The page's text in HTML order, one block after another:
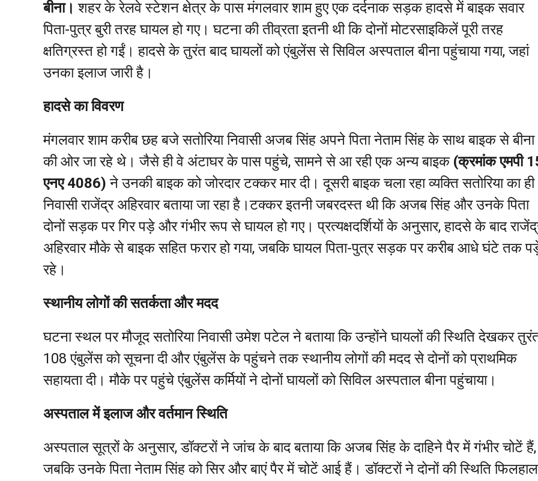
बीना। शहर के रेलवे स्टेशन क्षेत्र के पास मंगलवार शाम हुए एक दर्दनाक सड़क हादसे में बाइक सवार
पिता-पुत्र बुरी तरह घायल हो गए। घटना की तीव्रता इतनी थी कि दोनों मोटरसाइकिलें पूरी तरह
क्षतिग्रस्त हो गईं। हादसे के तुरंत बाद घायलों को एंबुलेंस से सिविल अस्पताल बीना पहुंचाया गया, जहां
उनका इलाज जारी है।
हादसे का विवरण
मंगलवार शाम करीब छह बजे सतोरिया निवासी अजब सिंह अपने पिता नेताम सिंह के साथ बाइक से बीना
की ओर जा रहे थे। जैसे ही वे अंटाघर के पास पहुंचे, सामने से आ रही एक अन्य बाइक (क्रमांक एमपी
एनए 4086) ने उनकी बाइक को जोरदार टक्कर मार दी। दूसरी बाइक चला रहा व्यक्ति सतोरिया का ही
निवासी राजेंद्र अहिरवार बताया जा रहा है।टक्कर इतनी जबरदस्त थी कि अजब सिंह और उनके पिता
दोनों सड़क पर गिर पड़े और गंभीर रूप से घायल हो गए। प्रत्यक्षदर्शियों के अनुसार, हादसे के बाद
अहिरवार मौके से बाइक सहित फरार हो गया, जबकि घायल पिता-पुत्र सड़क पर करीब आधे घंटे तक
रहे।
स्थानीय लोगों की सतर्कता और मदद
घटना स्थल पर मौजूद सतोरिया निवासी उमेश पटेल ने बताया कि उन्होंने घायलों की स्थिति देखकर
108 एंबुलेंस को सूचना दी और एंबुलेंस के पहुंचने तक स्थानीय लोगों की मदद से दोनों को प्राथमिक
सहायता दी। मौके पर पहुंचे एंबुलेंस कर्मियों ने दोनों घायलों को सिविल अस्पताल बीना पहुंचाया।
अस्पताल में इलाज और वर्तमान स्थिति
अस्पताल सूत्रों के अनुसार, डॉक्टरों ने जांच के बाद बताया कि अजब सिंह के दाहिने पैर में गंभीर चोटें हैं,
जबकि उनके पिता नेताम सिंह को सिर और बाएं पैर में चोटें आई हैं। डॉक्टरों ने दोनों की स्थिति फिलहाल